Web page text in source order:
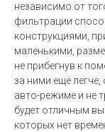
независимо от
фильтрации
конструкциями,
маленькими,
не прибегнув к
за ними ещё
авто-режиме и не
будет отличным
которых нет